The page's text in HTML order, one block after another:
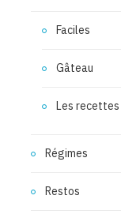
Faciles
Gâteau
Les recettes
Régimes
Restos